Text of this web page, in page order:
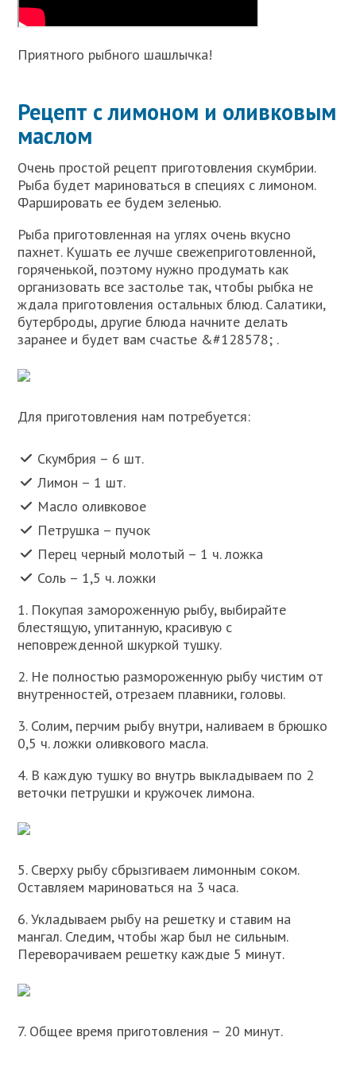
Приятного рыбного шашлычка!
Рецепт с лимоном и оливковым
маслом
Очень простой рецепт приготовления скумбрии.
Рыба будет мариноваться в специях с лимоном.
Фаршировать ее будем зеленью.
Рыба приготовленная на углях очень вкусно
пахнет. Кушать ее лучше свежеприготовленной,
горяченькой, поэтому нужно продумать как
организовать все застолье так, чтобы рыбка не
ждала приготовления остальных блюд. Салатики,
бутерброды, другие блюда начните делать
заранее и будет вам счастье &#128578; .
Для приготовления нам потребуется:
Скумбрия – 6 шт.
Лимон – 1 шт.
Масло оливковое
Петрушка – пучок
Перец черный молотый – 1 ч. ложка
Соль – 1,5 ч. ложки
1. Покупая замороженную рыбу, выбирайте
блестящую, упитанную, красивую с
неповрежденной шкуркой тушку.
2. Не полностью размороженную рыбу чистим от
внутренностей, отрезаем плавники, головы.
3. Солим, перчим рыбу внутри, наливаем в брюшко
0,5 ч. ложки оливкового масла.
4. В каждую тушку во внутрь выкладываем по 2
веточки петрушки и кружочек лимона.
5. Сверху рыбу сбрызгиваем лимонным соком.
Оставляем мариноваться на 3 часа.
6. Укладываем рыбу на решетку и ставим на
мангал. Следим, чтобы жар был не сильным.
Переворачиваем решетку каждые 5 минут.
7. Общее время приготовления – 20 минут.